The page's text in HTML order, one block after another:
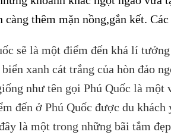
càng thêm mặn nồng,gắn kết.
sẽ là một điểm đến khá lí
biển xanh cát trắng của hòn đảo
như tên gọi Phú Quốc là
đến ở Phú Quốc được du
là một trong những bãi tắm